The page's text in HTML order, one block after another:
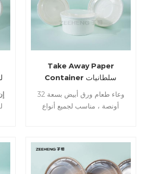
Take Away Paper
Container سلطانيات
سلطة 32 أوقية ورق أبيض
طعام السلطانية
وعاء طعام ورق أبيض بسعة 32
أونصة ، مناسب لجميع أنواع
للحصول على مزيد من